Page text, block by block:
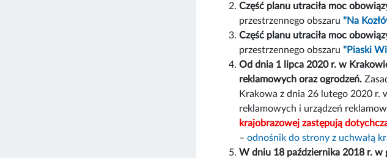
Część planu utraciła moc
przestrzennego obszaru "Na
Część planu utraciła moc
przestrzennego obszaru "Piaski
Od dnia 1 lipca 2020 r. w
reklamowych oraz ogrodzeń.
Krakowa z dnia 26 lutego 2020 r.
reklamowych i urządzeń
krajobrazowej zastępują
– odnośnik do strony z uchwałą
W dniu 18 października 2018 r. w